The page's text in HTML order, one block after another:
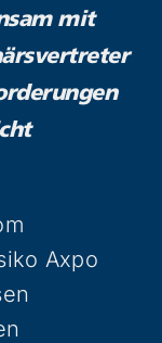
mit
Axpo